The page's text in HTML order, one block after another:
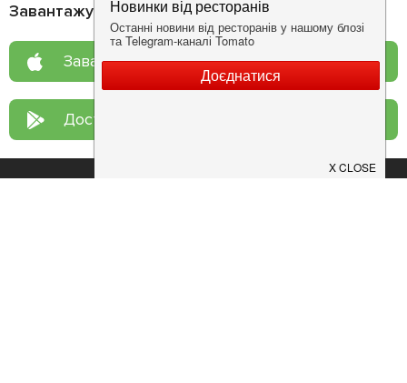
Завантажуйте додаток!
Завантажте у App Store
Доступно у